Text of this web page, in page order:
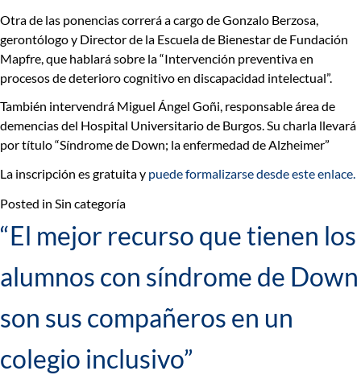
Otra de las ponencias correrá a cargo deGonzalo Berzosa,
gerontólogo y Director de la Escuela de Bienestar de Fundación
Mapfre, que hablará sobre la “Intervención preventiva en
procesos de deterioro cognitivo en discapacidad intelectual”.
También intervendrá Miguel Ángel Goñi, responsable área de
demencias del Hospital Universitario de Burgos. Su charla llevará
por título “Síndrome de Down; la enfermedad de Alzheimer”
La inscripción es gratuita y puede formalizarse desde este enlace.
Posted in Sin categoría
“El mejor recurso que tienen los
alumnos con síndrome de Down
son sus compañeros en un
colegio inclusivo”